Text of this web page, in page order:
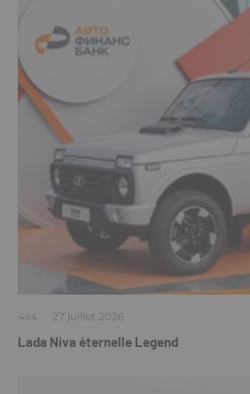
4x4 · 27 juillet 2026
Lada Niva éternelle Legend